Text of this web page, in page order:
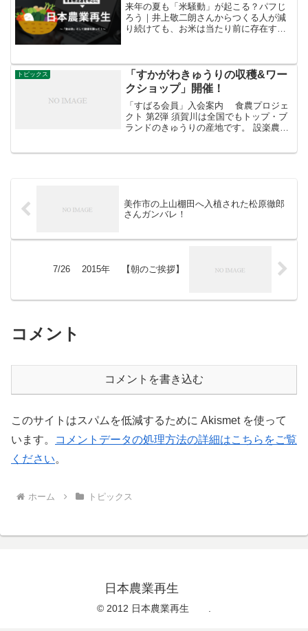
来年の夏も「米騒動」が起こる？パフじ
ろう｜井上敬二朗さんからつくる人が減
り続けても、お米は当たり前に存在する
り顕在化していくと思うお...
トピックス
「すかがわきゅうりの収穫&ワー
クショップ」開催！
「すばる会員」入会案内 食農プロジェ
クト 第2弾 須賀川は全国でもトップ・ブ
ランドのきゅうりの産地です。 設楽農園
美作市の上山棚田へ入植された松原徹郎
さんガンバレ！
7/26 2015年 【朝のご挨拶】
コメント
コメントを書き込む
このサイトはスパムを低減するために Akismet を使って
います。
コメントデータの処理方法の詳細はこちらをご覧
ください。
ホーム トピックス
日本農業再生
© 2012 日本農業再生 .